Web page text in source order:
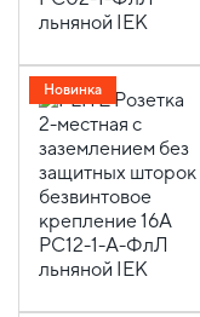
Новинка